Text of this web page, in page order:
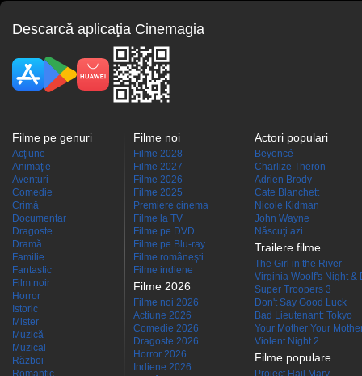
Descarcă aplicaţia Cinemagia
Filme pe genuri
Acţiune
Animaţie
Aventuri
Comedie
Crimă
Documentar
Dragoste
Dramă
Familie
Fantastic
Film noir
Horror
Istoric
Mister
Muzică
Muzical
Război
Romantic
Filme noi
Filme 2028
Filme 2027
Filme 2026
Filme 2025
Premiere cinema
Filme la TV
Filme pe DVD
Filme pe Blu-ray
Filme româneşti
Filme indiene
Filme 2026
Filme noi 2026
Actiune 2026
Comedie 2026
Dragoste 2026
Horror 2026
Indiene 2026
Actori populari
Beyoncé
Charlize Theron
Adrien Brody
Cate Blanchett
Nicole Kidman
John Wayne
Născuţi azi
Trailere filme
The Girl in the River
Virginia Woolf's Night &
Super Troopers 3
Don't Say Good Luck
Bad Lieutenant: Tokyo
Your Mother Your
Violent Night 2
Filme populare
Project Hail Mary